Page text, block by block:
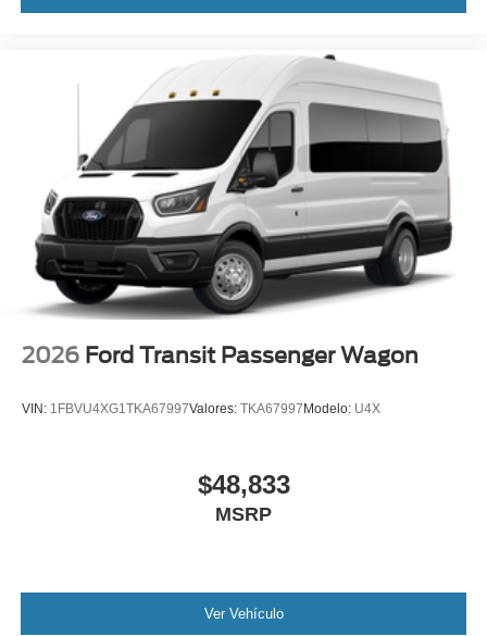
2026 Ford Transit Passenger Wagon
VIN: 1FBVU4XG1TKA67997Valores: TKA67997 Modelo: U4X
$48,833
MSRP
Ver Vehículo